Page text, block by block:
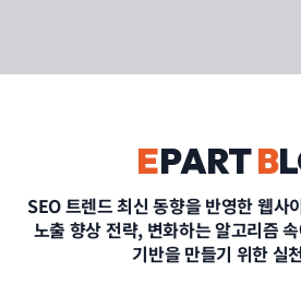
PORTFOLIO
EPARTB
SEO 트렌드 최신 동향을 반영한 웹사
노출 향상 전략, 변화하는 알고리즘
기반을 만들기 위한 실